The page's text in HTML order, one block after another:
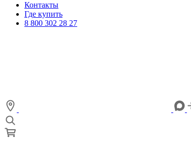
Контакты
Где купить
8 800 302 28 27